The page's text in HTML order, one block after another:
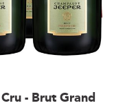
- Brut Grand